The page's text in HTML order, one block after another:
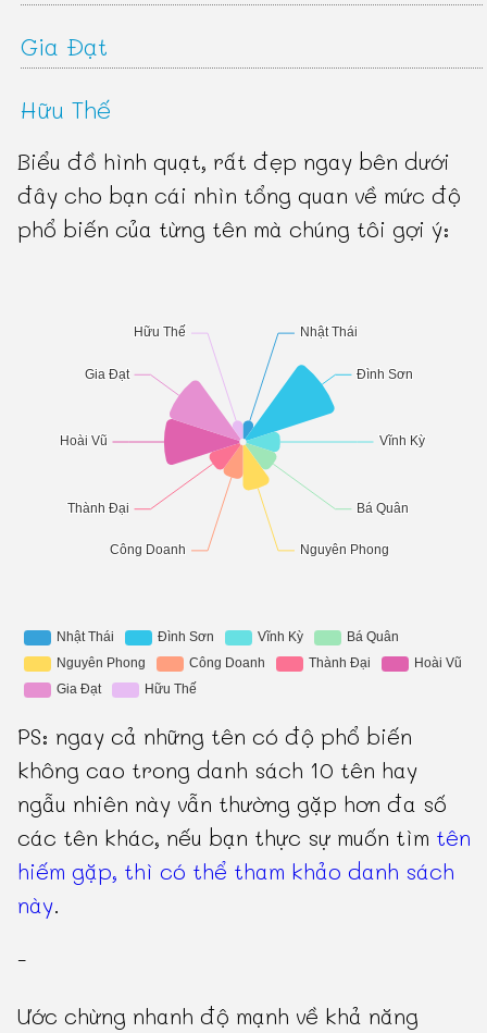
Gia Đạt
Hữu Thế
Biểu đồ hình quạt, rất đẹp ngay bên dưới
đây cho bạn cái nhìn tổng quan về mức độ
phổ biến của từng tên mà chúng tôi gợi ý:
PS: ngay cả những tên có độ phổ biến
không cao trong danh sách 10 tên hay
ngẫu nhiên này vẫn thường gặp hơn đa số
các tên khác, nếu bạn thực sự muốn tìm tên
hiếm gặp, thì có thể tham khảo danh sách
này.
-
Ước chừng nhanh độ mạnh về khả năng